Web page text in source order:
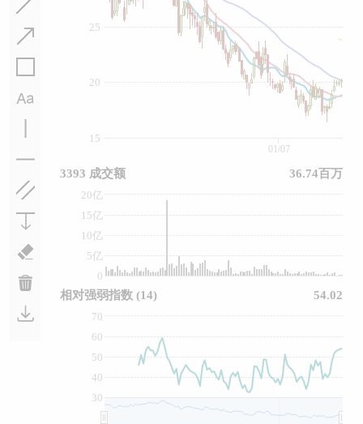
15
20
25
0
5亿
10亿
15亿
20亿
30
40
50
60
70
01/07
3393 成交额 36.74百万
相对强弱指数 (14) 54.02